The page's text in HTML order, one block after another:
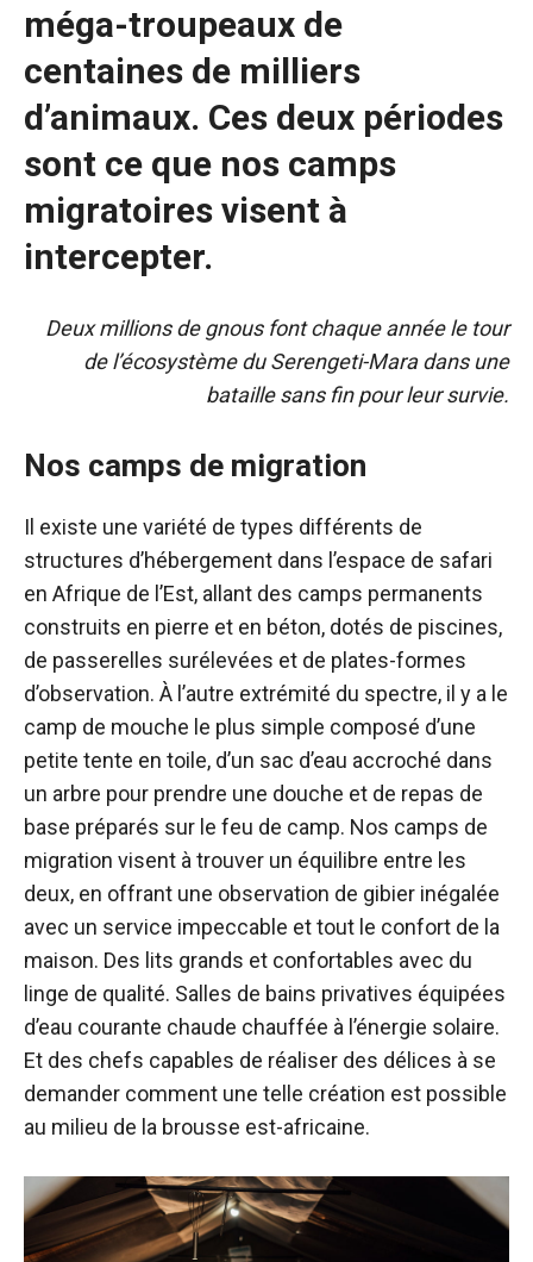
méga-troupeaux de
centaines de milliers
d’animaux. Ces deux périodes
sont ce que nos camps
migratoires visent à
intercepter.
Deux millions de gnous font chaque année le tour
de l’écosystème du Serengeti-Mara dans une
bataille sans fin pour leur survie.
Nos camps de migration
Il existe une variété de types différents de
structures d’hébergement dans l’espace de safari
en Afrique de l’Est, allant des camps permanents
construits en pierre et en béton, dotés de piscines,
de passerelles surélevées et de plates-formes
d’observation. À l’autre extrémité du spectre, il y a le
camp de mouche le plus simple composé d’une
petite tente en toile, d’un sac d’eau accroché dans
un arbre pour prendre une douche et de repas de
base préparés sur le feu de camp. Nos camps de
migration visent à trouver un équilibre entre les
deux, en offrant une observation de gibier inégalée
avec un service impeccable et tout le confort de la
maison. Des lits grands et confortables avec du
linge de qualité. Salles de bains privatives équipées
d’eau courante chaude chauffée à l’énergie solaire.
Et des chefs capables de réaliser des délices à se
demander comment une telle création est possible
au milieu de la brousse est-africaine.